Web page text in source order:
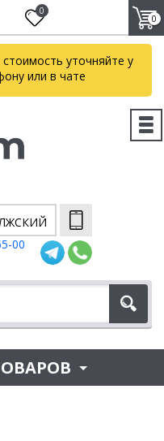
0
0
уточняйте у
или в чате
00